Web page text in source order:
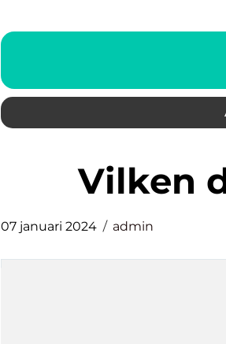
vilken
07 januari 2024 admin